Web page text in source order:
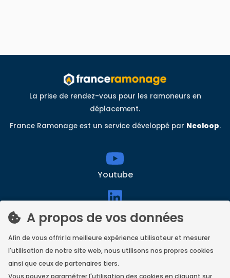
A propos de vos données
Afin de vous offrir la meilleure expérience utilisateur et mesurer
l'utilisation de notre site web, nous utilisons nos propres cookies
ainsi que ceux de partenaires tiers.
Vous pouvez paramétrer l'utilisation des cookies en cliquant sur
La prise de rendez-vous pour les ramoneurs en
déplacement.
France Ramonage est un service développé par Neoloop.
Youtube
linkedin
Facebook